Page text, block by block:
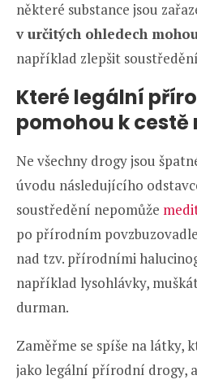
některé substance jsou
v určitých ohledech
například zlepšit
Které legální
pomohou k cestě
Ne všechny drogy jsou
úvodu následujícího
soustředění nepomůže
po přírodním
nad tzv. přírodními
například lysohlávky,
durman.
Zaměřme se spíše na látky,
jako legální přírodní drogy,